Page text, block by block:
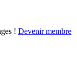
! Devenir membre